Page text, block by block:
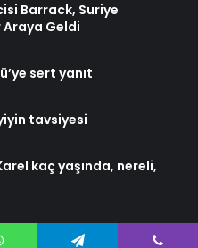
Barrack, Suriye
Araya Geldi
sert yanıt
tavsiyesi
kaç yaşında, nereli,